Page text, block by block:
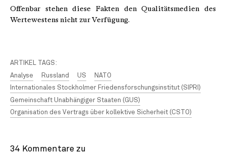
Offenbar stehen diese Fakten den Qualitätsmedien des
Wertewestens nicht zur Verfügung.
ARTIKEL TAGS:
Analyse
Russland US
NATO
Internationales Stockholmer Friedensforschungsinstitut (SIPRI)
Gemeinschaft Unabhängiger Staaten (GUS)
Organisation des Vertrags über kollektive Sicherheit (CSTO)
34 Kommentare zu